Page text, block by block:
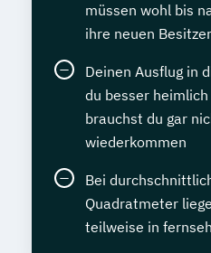
müssen wohl bis
ihre neuen
Deinen Ausflug in
du besser
brauchst du gar
wiederkommen
Bei
Quadratmeter
teilweise in